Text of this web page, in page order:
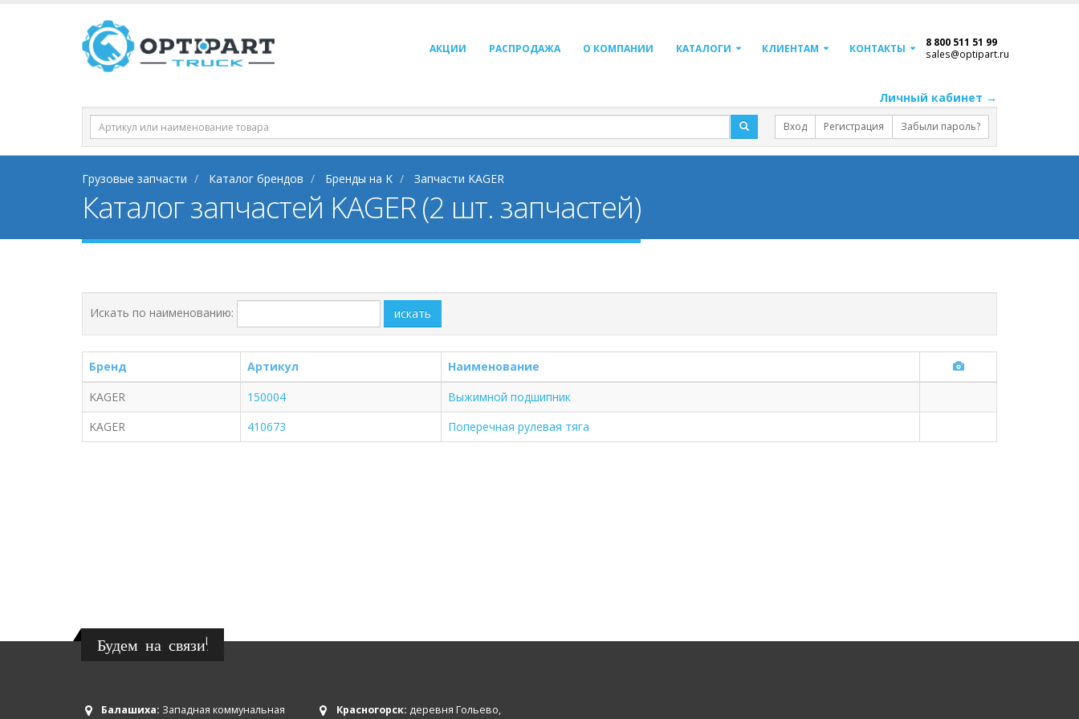
АКЦИИ РАСПРОДАЖА О КОМПАНИИ КАТАЛОГИ КЛИЕНТАМ КОНТАКТЫ 8 800 511 51 99
sales@optipart.ru
Личный кабинет →
Вход Регистрация Забыли пароль?
Грузовые запчасти Каталог брендов Бренды на K Запчасти KAGER
Каталог запчастей KAGER (2 шт. запчастей)
Искать по наименованию: искать
Бренд Артикул
Наименование
KAGER
150004
Выжимной подшипник
KAGER
410673 Поперечная рулевая тяга
Будем на связи!
Балашиха: Западная коммунальная Красногорск: деревня Гольево,